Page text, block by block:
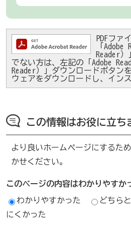
PDFファ
「Adobe
Reader
でない方は、左記の「Adobe
Reader）」ダウンロードボタン
ウェアをダウンロードし、イン
この情報はお役に立ち
より良いホームページにするた
かせください。
このページの内容はわかりやすか
わかりやすかった どちら
にくかった